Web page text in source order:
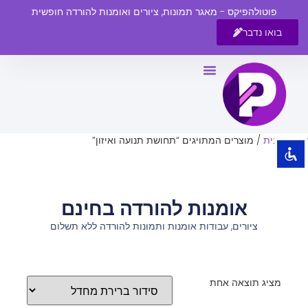
visibility_off השבת את ההבזקים
title סמן כותרות
צבע רקע
zoom_out
הקטנת גופן
הגדלת גופן
ניגודיות בהירה
פוטולהפיקס - מאגר תמונות, ציורים ואומנות להורדה חופשית
בואו נדבר
עמוד הבית / מוצרים המתויגים “תחושת תנועה ואיזון”
אומנות להורדה בחינם
ציורים, עבודות אומנות ותמונות להורדה ללא תשלום
מציג תוצאה אחת